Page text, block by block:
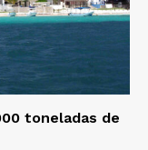
toneladas de